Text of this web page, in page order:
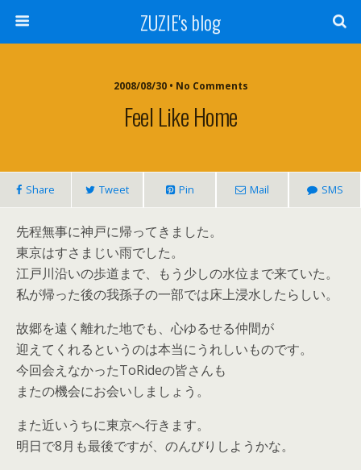
ZUZIE's blog
2008/08/30 • No Comments
Feel Like Home
Share Tweet Pin Mail SMS
先程無事に神戸に帰ってきました。
東京はすさまじい雨でした。
江戸川沿いの歩道まで、もう少しの水位まで来ていた。
私が帰った後の我孫子の一部では床上浸水したらしい。
故郷を遠く離れた地でも、心ゆるせる仲間が
迎えてくれるというのは本当にうれしいものです。
今回会えなかったToRideの皆さんも
またの機会にお会いしましょう。
また近いうちに東京へ行きます。
明日で8月も最後ですが、のんびりしようかな。